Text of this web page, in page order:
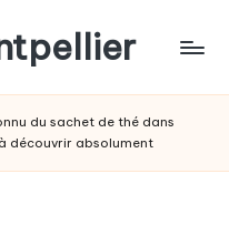
du sachet de thé dans
découvrir absolument